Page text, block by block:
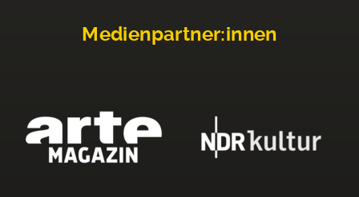
Medienpartner:innen